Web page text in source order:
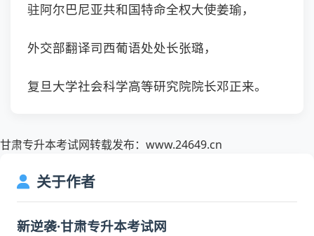
驻阿尔巴尼亚共和国特命全权大使姜瑜，
外交部翻译司西葡语处处长张璐，
复旦大学社会科学高等研究院院长邓正来。
甘肃专升本考试网转载发布：www.24649.cn
关于作者
新逆袭·甘肃专升本考试网